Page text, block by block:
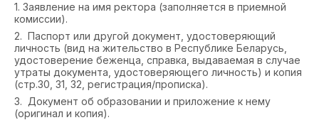
1. Заявление на имя ректора (заполняется в приемной
комиссии).
2. Паспорт или другой документ, удостоверяющий
личность (вид на жительство в Республике Беларусь,
удостоверение беженца, справка, выдаваемая в случае
утраты документа, удостоверяющего личность) и копия
(стр.30, 31, 32, регистрация/прописка).
3. Документ об образовании и приложение к нему
(оригинал и копия).